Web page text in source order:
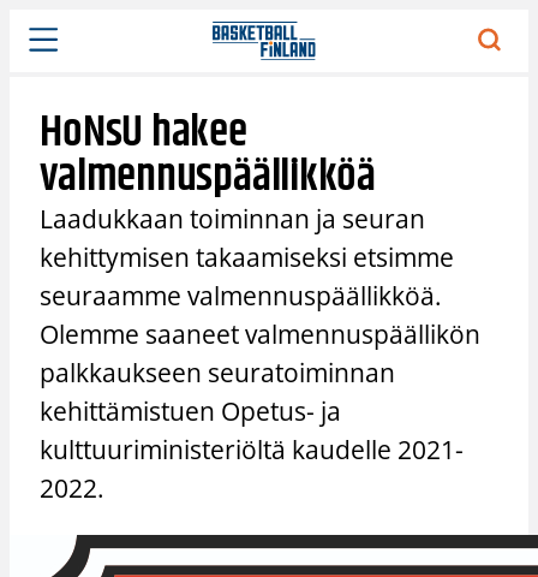
Siirry
sisältöön
HoNsU hakee
valmennuspäällikköä
Laadukkaan toiminnan ja seuran
kehittymisen takaamiseksi etsimme
seuraamme valmennuspäällikköä.
Olemme saaneet valmennuspäällikön
palkkaukseen seuratoiminnan
kehittämistuen Opetus- ja
kulttuuriministeriöltä kaudelle 2021-
2022.